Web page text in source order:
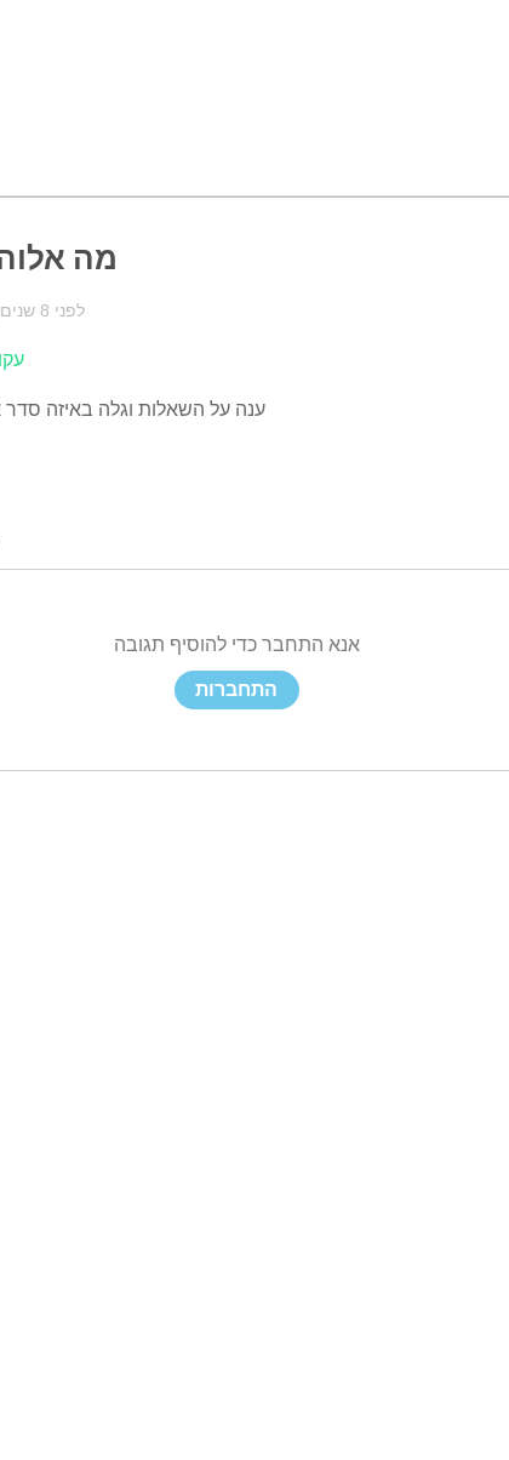
מה
לפני 8 שנים, 8 חודשים
ענה על השאלות וגלה באיזה
אנא התחבר כדי להוסיף תגובה
התחברות